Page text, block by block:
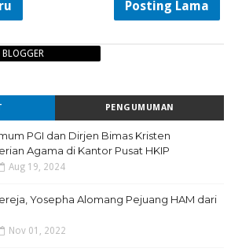
Posting Lama
BLOGGER
PENGUMUMAN
PGI dan Dirjen Bimas Kristen
Agama di Kantor Pusat HKIP
Aug 19, 2024
Yosepha Alomang Pejuang HAM dari
Nov 01, 2022